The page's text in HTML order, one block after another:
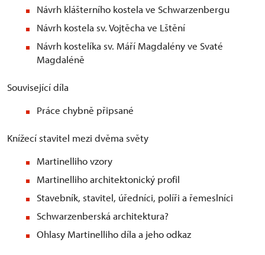
Návrh klášterního kostela ve Schwarzenbergu
Návrh kostela sv. Vojtěcha ve Lštění
Návrh kostelíka sv. Máří Magdalény ve Svaté
Magdaléně
Související díla
Práce chybně připsané
Knížecí stavitel mezi dvěma světy
Martinelliho vzory
Martinelliho architektonický profil
Stavebník, stavitel, úředníci, políři a řemeslníci
Schwarzenberská architektura?
Ohlasy Martinelliho díla a jeho odkaz